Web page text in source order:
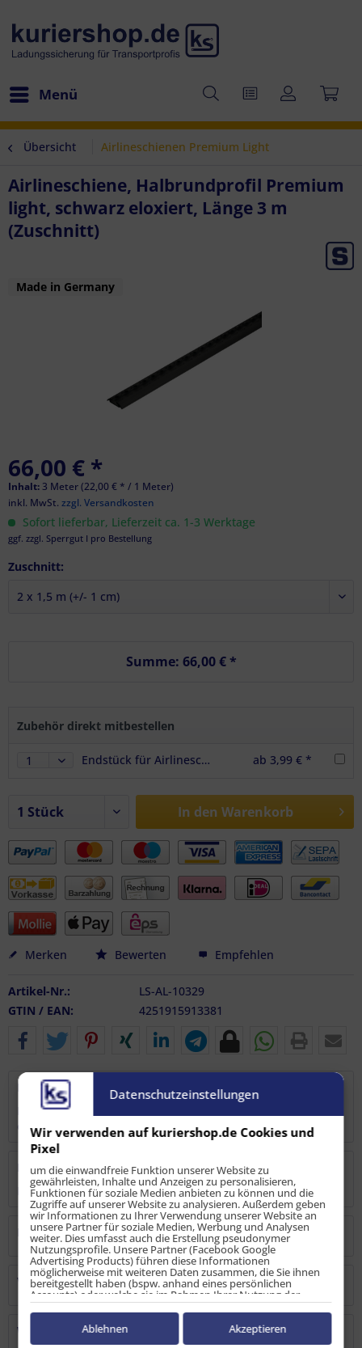
Menü
Übersicht Airlineschienen Premium Light
Airlineschiene, Halbrundprofil Premium
light, schwarz eloxiert, Länge 3 m
(Zuschnitt)
Made in Germany
66,00 € *
Inhalt: 3 Meter (22,00 € * / 1 Meter)
inkl. MwSt. zzgl. Versandkosten
Sofort lieferbar, Lieferzeit ca. 1-3 Werktage
ggf. zzgl. Sperrgut I pro Bestellung
Zuschnitt:
Summe: 66,00 €*
Zubehör direkt mitbestellen
Endstück für Airlineschienen Halbrundprofil Premium light, Farbe schwarz ab 3,99 € *
In den Warenkorb
Merken Bewerten Empfehlen
Artikel-Nr.:
LS-AL-10329
GTIN / EAN:
4251915913381
Beschreibung
Die Airlineschiene Halbrundprofil Premium Light, schwarz
eloxiert , Länge 3...
mehr
Bewertungen
0
Bewertungen lesen, schreiben und diskutieren...mehr
Hersteller
Verantwortliche Person
Warn-/Sicherheitshinweise
Datenschutzeinstellungen
Wir verwenden auf kuriershop.de Cookies und
Pixel
um die einwandfreie Funktion unserer Website zu
gewährleisten, Inhalte und Anzeigen zu personalisieren,
Funktionen für soziale Medien anbieten zu können und die
Zugriffe auf unserer Website zu analysieren. Außerdem geben
wir Informationen zu Ihrer Verwendung unserer Website an
unsere Partner für soziale Medien, Werbung und Analysen
weiter. Dies umfasst auch die Erstellung pseudonymer
Nutzungsprofile. Unsere Partner (Facebook Google
Advertising Products) führen diese Informationen
möglicherweise mit weiteren Daten zusammen, die Sie ihnen
bereitgestellt haben (bspw. anhand eines persönlichen
Accounts) oder welche sie im Rahmen Ihrer Nutzung der
Dienste gesammelt haben (bspw. Nutzungsdaten anderer
Geräte). Ihre Einwilligung zur Nutzung von Cookies und Pixeln
können Sie jederzeit widerrufen, indem Sie auf den
Datenschutz-Button links unten klicken und dort die
Ablehnen Akzeptieren